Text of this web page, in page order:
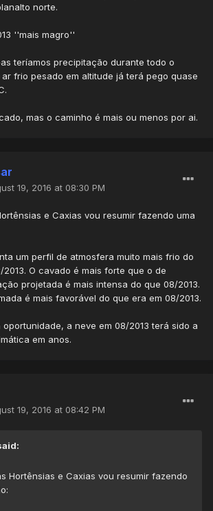
norte.
''mais magro''
teríamos precipitação durante todo o
frio pesado em altitude já terá pego quase
mas o caminho é mais ou menos por ai.
19, 2016 at 08:30 PM
e Caxias vou resumir fazendo uma
um perfil de atmosfera muito mais frio do
O cavado é mais forte que o de
projetada é mais intensa do que 08/2013.
é mais favorável do que era em 08/2013.
a neve em 08/2013 terá sido a
em anos.
19, 2016 at 08:42 PM
Hortênsias e Caxias vou resumir fazendo